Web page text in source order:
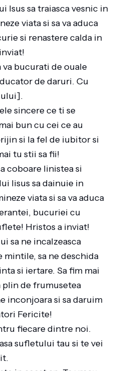
Isus sa traiasca vesnic in
viata si sa va aduca
si renastere calda in
va bucurati de ouale
de daruri. Cu
sincere ce ti se
bun cu cei ce au
si la fel de iubitor si
tu stii sa fii!
coboare linistea si
Iisus sa dainuie in
viata si sa va aduca
bucuriei cu
Hristos a inviat!
sa ne incalzeasca
mintile, sa ne deschida
si iertare. Sa fim mai
plin de frumusetea
inconjoara si sa daruim
Fericite!
fiecare dintre noi.
sufletului tau si te vei